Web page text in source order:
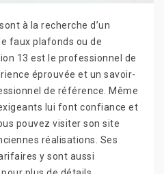
à la recherche d’un
faux plafonds ou de
13 est le professionnel de
éprouvée et un savoir-
de référence. Même
lui font confiance et
pouvez visiter son site
réalisations. Ses
y sont aussi